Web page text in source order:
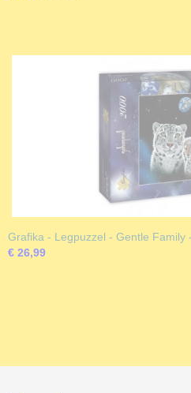
Grafika - Legpuzzel - Gentle Family
€ 26,99